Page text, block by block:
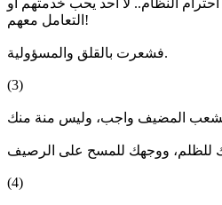
النظام.. لا أحد يحب خدمتهم أو
التعامل معهم!
فشعرت بالقلق والمسؤولية.
(3)
(4)